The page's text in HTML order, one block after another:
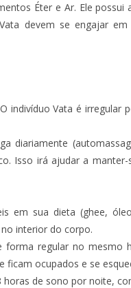
Éter e Ar. Ele
devem se engajar
indivíduo Vata é irregular
diariamente
Isso irá ajudar a
em sua dieta (ghee,
interior do corpo.
regular no mesmo
ficam ocupados e se
horas de sono por noite,